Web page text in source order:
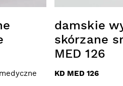
damskie
skórzane
MED 126
KD MED 126